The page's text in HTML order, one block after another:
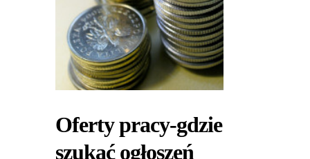
Oferty pracy-gdzie
szukać ogłoszeń